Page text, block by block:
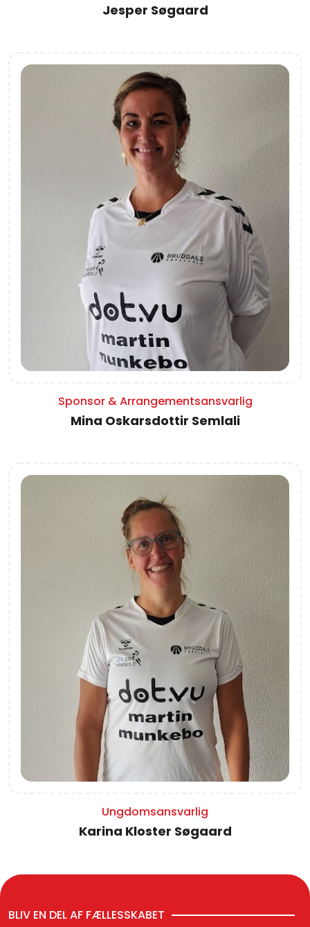
Jesper Søgaard
Sponsor & Arrangementsansvarlig
Mina Oskarsdottir Semlali
Ungdomsansvarlig
Karina Kloster Søgaard
BLIV EN DEL AF FÆLLESSKABET